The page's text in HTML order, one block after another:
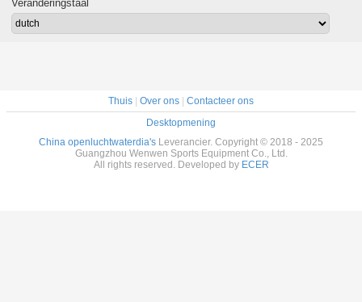
Bevorderende
Kleurenglasvezel
Veranderingstaal
Thuis | Over ons | Contacteer ons
Desktopmening
China openluchtwaterdia's Leverancier. Copyright © 2018 - 2025
Guangzhou Wenwen Sports Equipment Co., Ltd.
All rights reserved. Developed by ECER